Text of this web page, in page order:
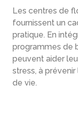
Les centres de
fournissent un
pratique. En
programmes de
peuvent aider
stress, à
de vie.